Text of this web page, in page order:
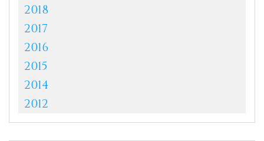
2018
2017
2016
2015
2014
2012